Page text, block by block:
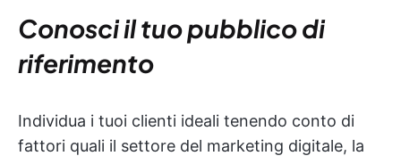
Conosci il tuo pubblico di
riferimento
Individua i tuoi clienti ideali tenendo conto di
fattori quali il settore del marketing digitale, la